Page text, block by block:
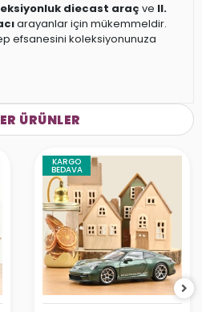
diecast araç ve II.
arayanlar için mükemmeldir.
efsanesini koleksiyonunuza
ÜRÜNLER
KARGO
BEDAVA